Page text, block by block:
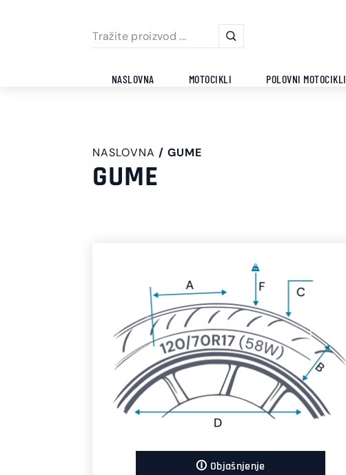
NASLOVNA MOTOCIKLI POLOVNI MOTOCIKLI
NASLOVNA GUME
GUME
🛈 Objašnjenje